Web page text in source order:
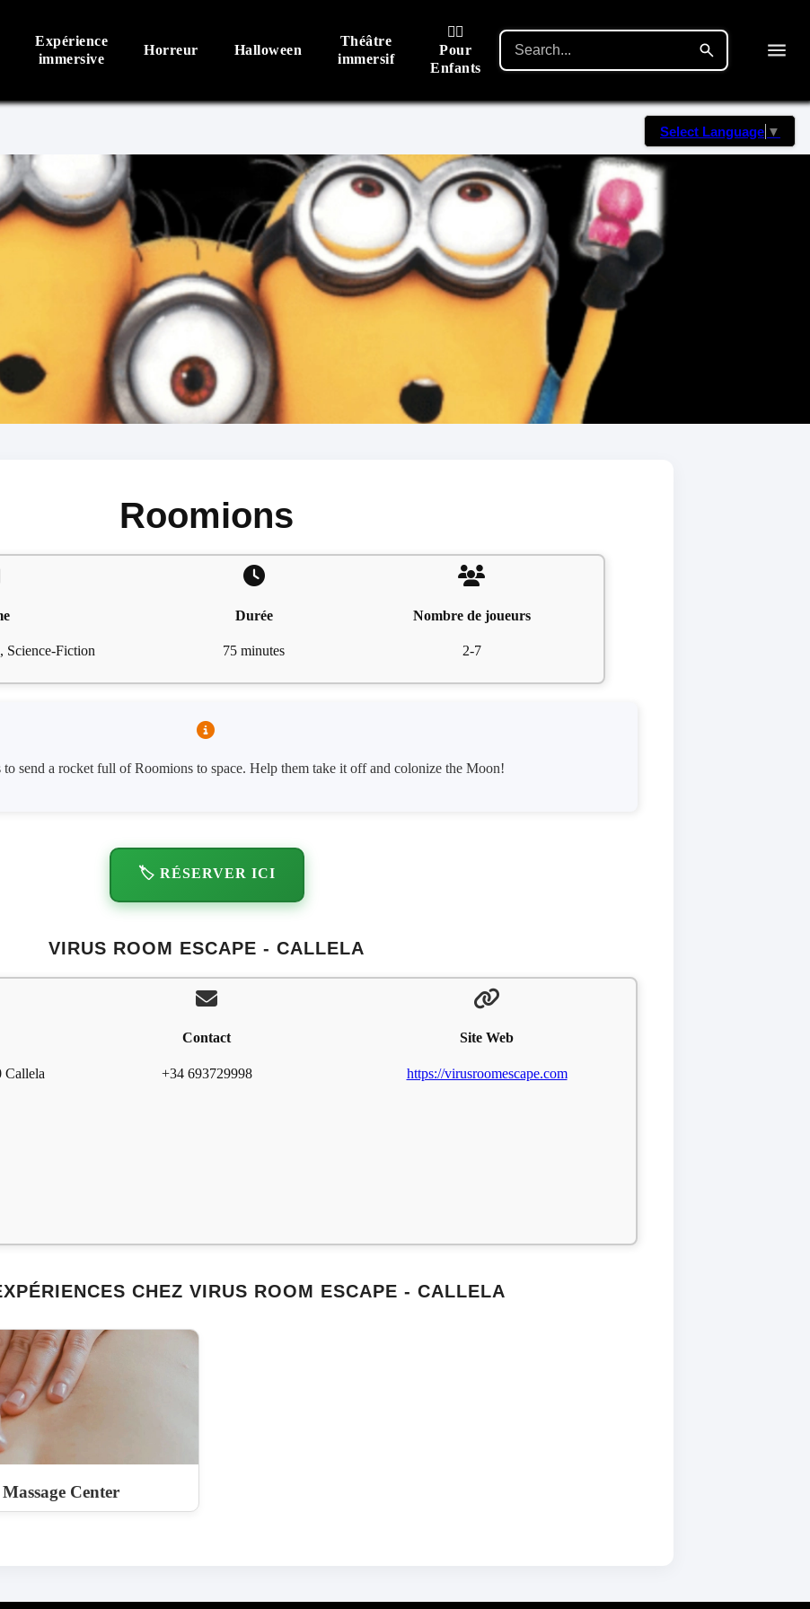
Expérience
immersive
Horreur Halloween
Théâtre
immersif
🙋‍♂️
Pour
Enfants
Select Language ▼
Roomions
Science-Fiction
Durée
75 minutes
Nombre de joueurs
2-7
to send a rocket full of Roomions to space. Help them take it off and colonize the Moon!
🏷️ RÉSERVER ICI
VIRUS ROOM ESCAPE - CALLELA
Callela
Contact
+34 693729998
Site Web
https://virusroomescape.com
CHEZ VIRUS ROOM ESCAPE - CALLELA
Center